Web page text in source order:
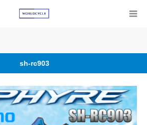
sh-rc903